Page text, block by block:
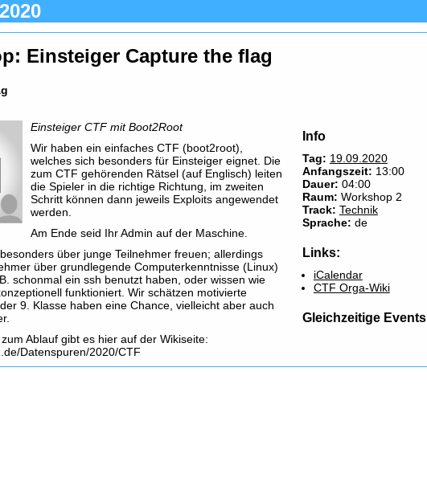
Einsteiger Capture the flag
Einsteiger CTF mit Boot2Root
Wir haben ein einfaches CTF (boot2root),
welches sich besonders für Einsteiger eignet. Die
zum CTF gehörenden Rätsel (auf Englisch) leiten
die Spieler in die richtige Richtung, im zweiten
Schritt können dann jeweils Exploits angewendet
werden.
Am Ende seid Ihr Admin auf der Maschine.
über junge Teilnehmer freuen; allerdings
über grundlegende Computerkenntnisse (Linux)
schonmal ein ssh benutzt haben, oder wissen wie
funktioniert. Wir schätzen motivierte
9. Klasse haben eine Chance, vielleicht aber auch
Ablauf gibt es hier auf der Wikiseite:
Datenspuren/2020/CTF
Info
Tag: 19.09.2020
Anfangszeit: 13:00
Dauer: 04:00
Raum: Workshop 2
Track: Technik
Sprache: de
Links:
iCalendar
CTF Orga-Wiki
Gleichzeitige Events